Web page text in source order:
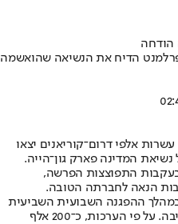
הודחה
הדיח את הנשיאה שהואשמה
אלפי דרום־קוריאנים יצאו
המדינה פארק גון־הייה.
התפוצצות הפרשה,
הנאה לחברתה הטובה.
ההפגנה השבועית השביעית
ברציפות, שהפכה לאור הנסיבות למסיבה. על פי הערכות, כ־200 אלף